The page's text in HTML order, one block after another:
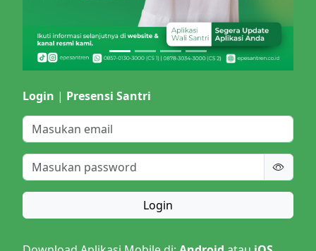
Login | Presensi Santri
Login